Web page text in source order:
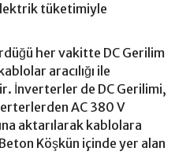
tüketimiyle
her vakitte DC Gerilim
aracılığı ile
İnverterler de DC Gerilimi,
AC 380 V
aktarılarak kablolara
Köşkün içinde yer alan